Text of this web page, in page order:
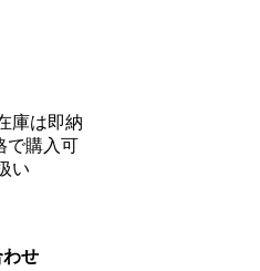
庫は即納
で購入可
い
わせ